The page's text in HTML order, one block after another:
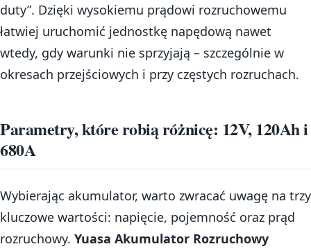
duty”. Dzięki wysokiemu prądowi rozruchowemu
łatwiej uruchomić jednostkę napędową nawet
wtedy, gdy warunki nie sprzyjają – szczególnie w
okresach przejściowych i przy częstych rozruchach.
Parametry, które robią różnicę: 12V, 120Ah i
680A
Wybierając akumulator, warto zwracać uwagę na trzy
kluczowe wartości: napięcie, pojemność oraz prąd
rozruchowy. Yuasa Akumulator Rozruchowy